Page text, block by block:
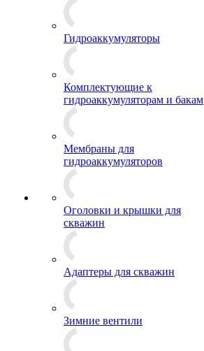
Гидроаккумуляторы
Комплектующие к
гидроаккумуляторам и бакам
Мембраны для
гидроаккумуляторов
Оголовки и крышки для
скважин
Адаптеры для скважин
Зимние вентили